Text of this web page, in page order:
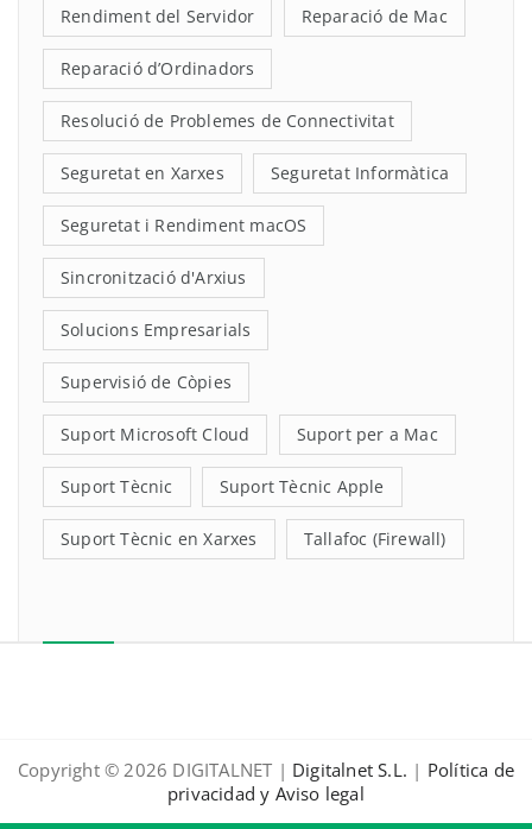
Rendiment del Servidor Reparació de Mac
Reparació d’Ordinadors
Resolució de Problemes de Connectivitat
Seguretat en Xarxes Seguretat Informàtica
Seguretat i Rendiment macOS
Sincronització d'Arxius
Solucions Empresarials
Supervisió de Còpies
Suport Microsoft Cloud Suport per a Mac
Suport Tècnic Suport Tècnic Apple
Suport Tècnic en Xarxes Tallafoc (Firewall)
Copyright © 2026 DIGITALNET | Digitalnet S.L. | Política de
privacidad y Aviso legal